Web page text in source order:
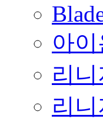
아이
리니
리니